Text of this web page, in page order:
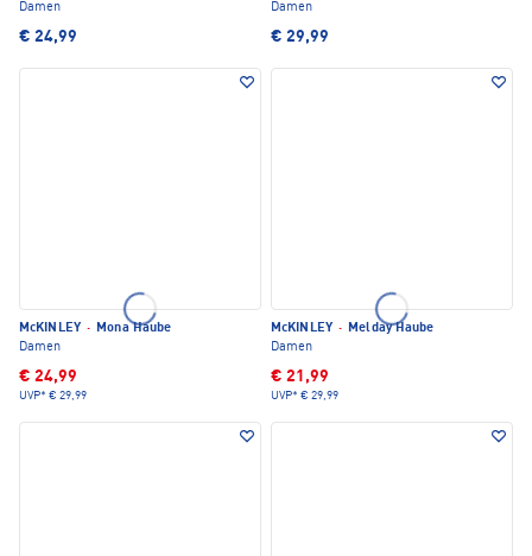
Damen
€ 24,99
Damen
€ 29,99
McKINLEY · Mona Haube
Damen
€ 24,99
UVP* € 29,99
McKINLEY · Melday Haube
Damen
€ 21,99
UVP* € 29,99